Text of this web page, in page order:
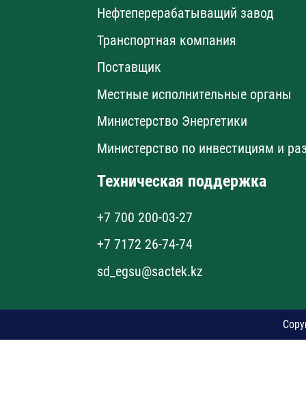
Нефтеперерабатыващий завод
Транспортная компания
Поставщик
Местные исполнительные органы
Министерство Энергетики
Министерство по инвестициям и
Техническая поддержка
+7 700 200-03-27
+7 7172 26-74-74
sd_egsu@sactek.kz